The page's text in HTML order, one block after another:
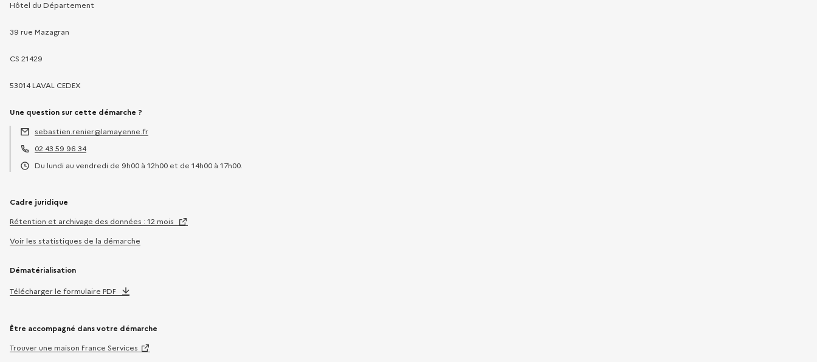
Hôtel du Département
39 rue Mazagran
CS 21429
53014 LAVAL CEDEX
Une question sur cette démarche ?
Adresse électronique :
sebastien.renier@lamayenne.fr
Téléphone :
02 43 59 96 34
Du lundi au vendredi de 9h00 à 12h00 et de 14h00 à 17h00.
Cadre juridique
Rétention et archivage des données : 12 mois
Voir les statistiques de la démarche
Dématérialisation
Télécharger le formulaire PDF
Être accompagné dans votre démarche
Trouver une maison France Services